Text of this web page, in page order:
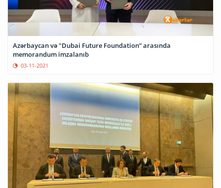
Azərbaycan və "Dubai Future Foundation” arasında
memorandum imzalanıb
03-11-2021